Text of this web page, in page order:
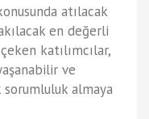
atılacak
en değerli
katılımcılar,
ve
almaya